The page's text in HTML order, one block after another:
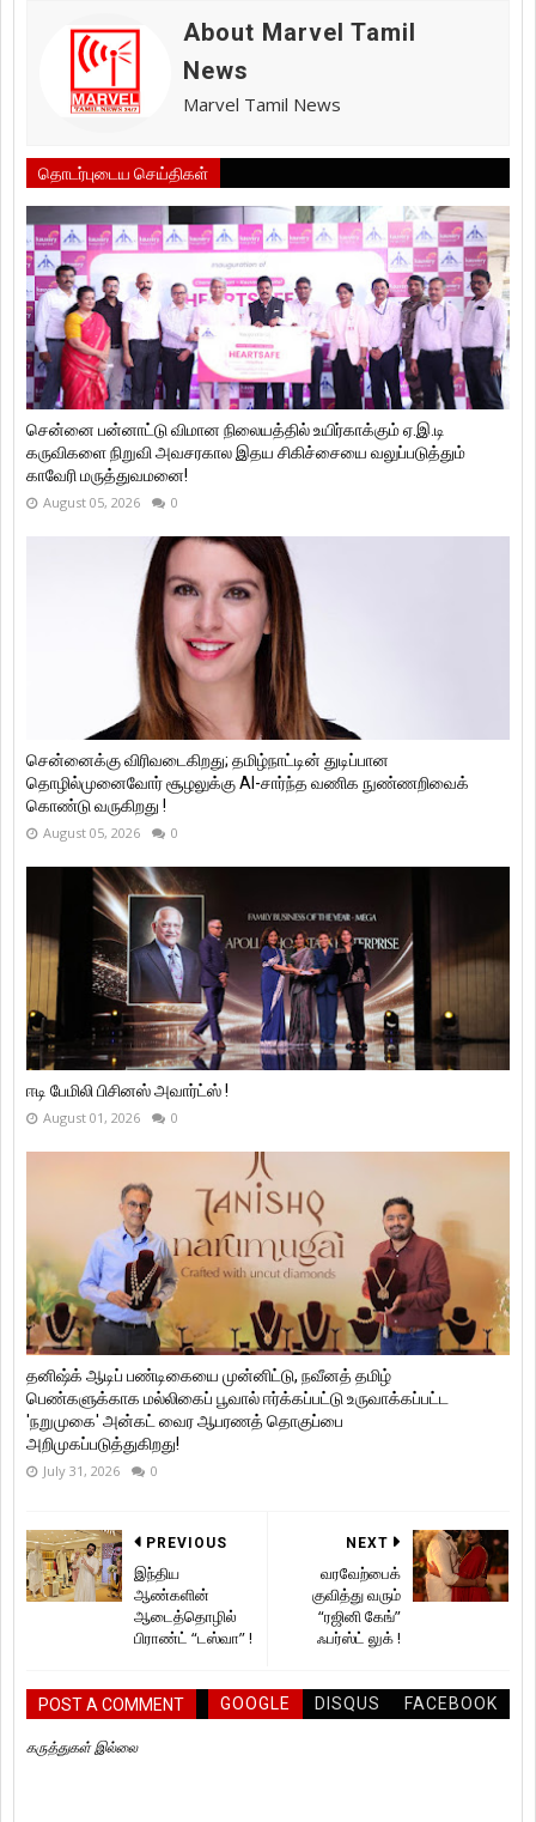
About Marvel Tamil
News
Marvel Tamil News
தொடர்புடைய செய்திகள்
சென்னை பன்னாட்டு விமான நிலையத்தில் உயிர்காக்கும் ஏ.இ.டி
கருவிகளை நிறுவி அவசரகால இதய சிகிச்சையை வலுப்படுத்தும்
காவேரி மருத்துவமனை!
August 05, 2026 0
சென்னைக்கு விரிவடைகிறது; தமிழ்நாட்டின் துடிப்பான
தொழில்முனைவோர் சூழலுக்கு AI-சார்ந்த வணிக நுண்ணறிவைக்
கொண்டு வருகிறது !
August 05, 2026 0
ஈடி பேமிலி பிசினஸ் அவார்ட்ஸ் !
August 01, 2026 0
தனிஷ்க் ஆடிப் பண்டிகையை முன்னிட்டு, நவீனத் தமிழ்
பெண்களுக்காக மல்லிகைப் பூவால் ஈர்க்கப்பட்டு உருவாக்கப்பட்ட
'நறுமுகை' அன்கட் வைர ஆபரணத் தொகுப்பை
அறிமுகப்படுத்துகிறது!
July 31, 2026 0
NEXT
வரவேற்பைக்
குவித்து வரும்
“ரஜினி கேங்”
ஃபர்ஸ்ட் லுக் !
PREVIOUS
இந்திய
ஆண்களின்
ஆடைத்தொழில்
பிராண்ட் “டஸ்வா” !
POST A COMMENT GOOGLE DISQUS FACEBOOK
கருத்துகள் இல்லை